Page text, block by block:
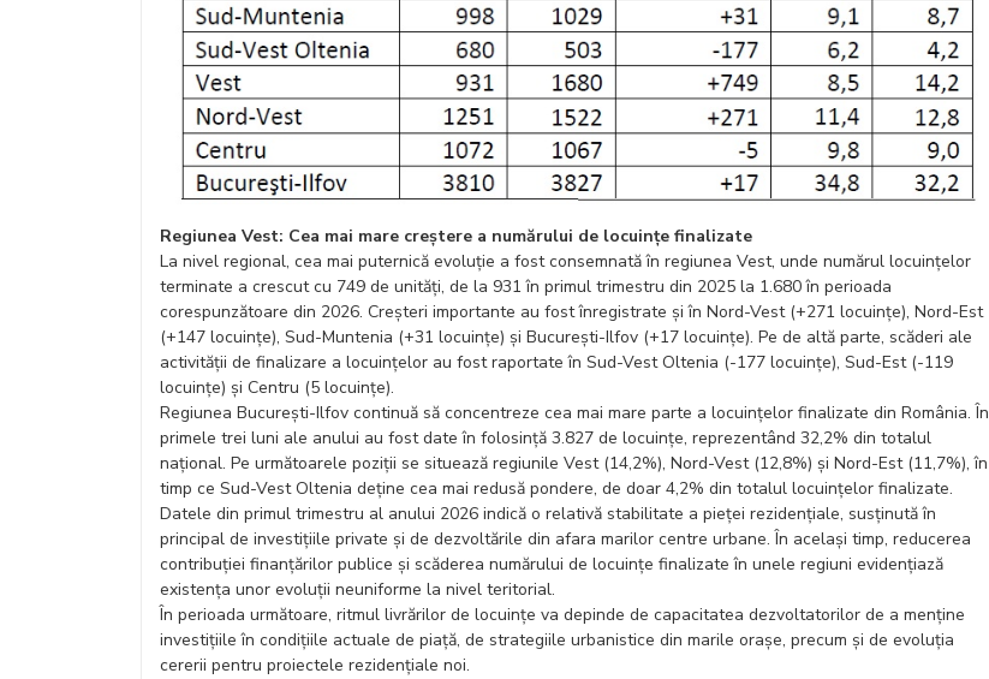
Regiunea Vest: Cea mai mare creștere a numărului de locuințe finalizate
La nivel regional, cea mai puternică evoluție a fost consemnată în regiunea Vest, unde numărul locuințelor
terminate a crescut cu 749 de unități, de la 931 în primul trimestru din 2025 la 1.680 în perioada
corespunzătoare din 2026. Creșteri importante au fost înregistrate și în Nord-Vest (+271 locuințe), Nord-Est
(+147 locuințe), Sud-Muntenia (+31 locuințe) și București-Ilfov (+17 locuințe). Pe de altă parte, scăderi ale
activității de finalizare a locuințelor au fost raportate în Sud-Vest Oltenia (-177 locuințe), Sud-Est (-119
locuințe) și Centru (5 locuințe).
Regiunea București-Ilfov continuă să concentreze cea mai mare parte a locuințelor finalizate din România. În
primele trei luni ale anului au fost date în folosință 3.827 de locuințe, reprezentând 32,2% din totalul
național. Pe următoarele poziții se situează regiunile Vest (14,2%), Nord-Vest (12,8%) și Nord-Est (11,7%), în
timp ce Sud-Vest Oltenia deține cea mai redusă pondere, de doar 4,2% din totalul locuințelor finalizate.
Datele din primul trimestru al anului 2026 indică o relativă stabilitate a pieței rezidențiale, susținută în
principal de investițiile private și de dezvoltările din afara marilor centre urbane. În același timp, reducerea
contribuției finanțărilor publice și scăderea numărului de locuințe finalizate în unele regiuni evidențiază
existența unor evoluții neuniforme la nivel teritorial.
În perioada următoare, ritmul livrărilor de locuințe va depinde de capacitatea dezvoltatorilor de a menține
investițiile în condițiile actuale de piață, de strategiile urbanistice din marile orașe, precum și de evoluția
cererii pentru proiectele rezidențiale noi.